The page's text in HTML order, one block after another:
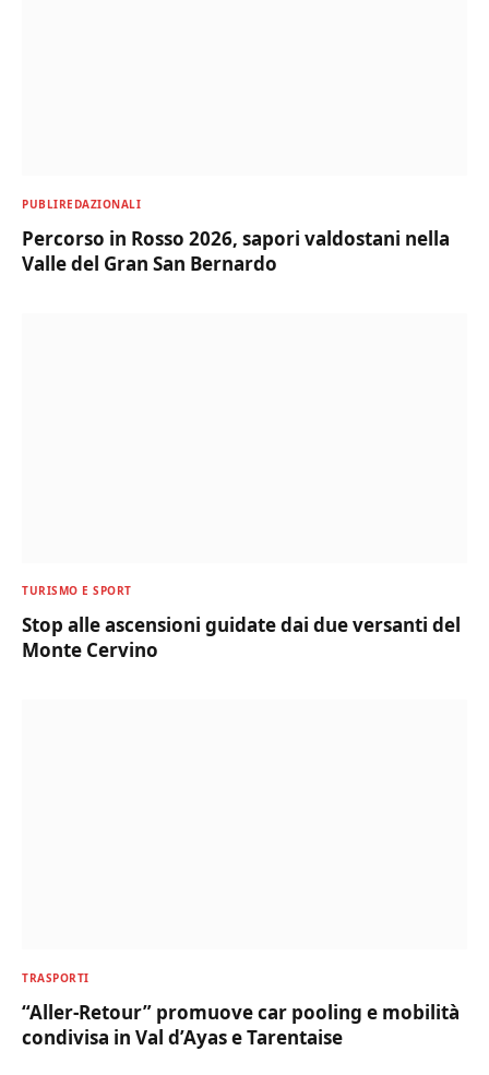
PUBLIREDAZIONALI
Percorso in Rosso 2026, sapori valdostani nella
Valle del Gran San Bernardo
TURISMO E SPORT
Stop alle ascensioni guidate dai due versanti del
Monte Cervino
TRASPORTI
“Aller-Retour” promuove car pooling e mobilità
condivisa in Val d’Ayas e Tarentaise